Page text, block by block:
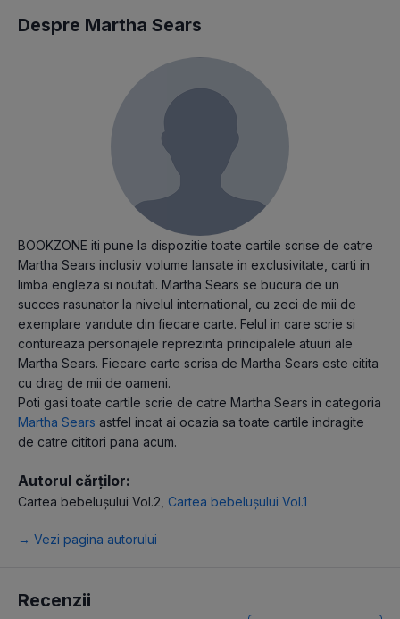
Despre Martha Sears
BOOKZONE iti pune la dispozitie toate cartile scrise de catre
Martha Sears inclusiv volume lansate in exclusivitate, carti in
limba engleza si noutati. Martha Sears se bucura de un
succes rasunator la nivelul international, cu zeci de mii de
exemplare vandute din fiecare carte. Felul in care scrie si
contureaza personajele reprezinta principalele atuuri ale
Martha Sears. Fiecare carte scrisa de Martha Sears este citita
cu drag de mii de oameni.
Poti gasi toate cartile scrie de catre Martha Sears in categoria
Martha Sears astfel incat ai ocazia sa toate cartile indragite
de catre cititori pana acum.
Autorul cărților:
Cartea bebelușului Vol.2 Cartea bebelușului Vol.1
→ Vezi pagina autorului
Recenzii